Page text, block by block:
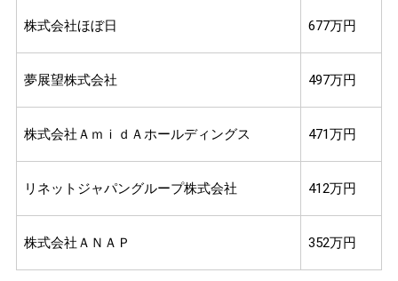
株式会社ほぼ日 677万円
夢展望株式会社 497万円
株式会社ＡｍｉｄＡホールディングス 471万円
リネットジャパングループ株式会社 412万円
株式会社ＡＮＡＰ 352万円